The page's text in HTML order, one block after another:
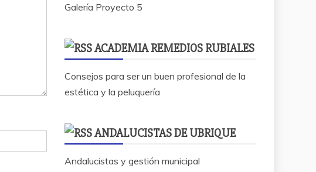
Galería Proyecto 5
ACADEMIA REMEDIOS RUBIALES
Consejos para ser un buen profesional de la
estética y la peluquería
ANDALUCISTAS DE UBRIQUE
Andalucistas y gestión municipal